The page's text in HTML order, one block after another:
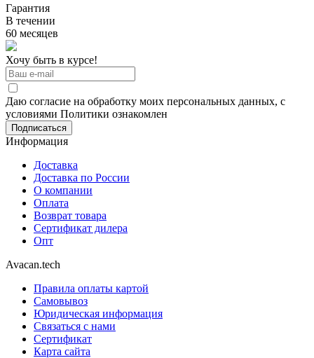
Гарантия
В течении
60 месяцев
Хочу быть в курсе!
Даю согласие на обработку моих персональных данных, с
условиями Политики ознакомлен
Информация
Доставка
Доставка по России
О компании
Оплата
Возврат товара
Сертификат дилера
Опт
Avacan.tech
Правила оплаты картой
Самовывоз
Юридическая информация
Связаться с нами
Сертификат
Карта сайта